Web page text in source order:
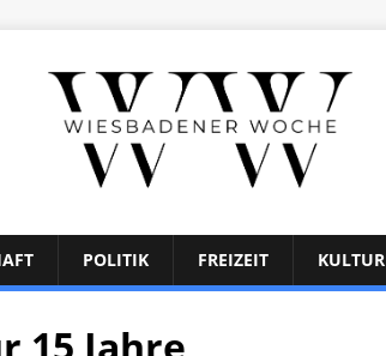
POLITIK FREIZEIT KULTUR